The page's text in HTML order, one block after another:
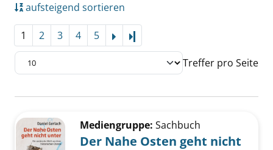
aufsteigend sortieren
1 2 3 4 5
Treffer pro Seite
Zu den Suchfiltern springen
Mediengruppe: Sachbuch
Der Nahe Osten geht nicht